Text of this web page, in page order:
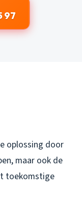
97
oplossing door
maar ook de
toekomstige